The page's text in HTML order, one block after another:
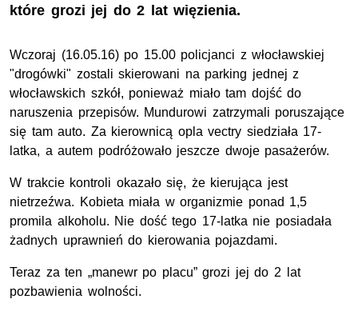
które grozi jej do 2 lat więzienia.
Wczoraj (16.05.16) po 15.00 policjanci z włocławskiej
"drogówki" zostali skierowani na parking jednej z
włocławskich szkół, ponieważ miało tam dojść do
naruszenia przepisów. Mundurowi zatrzymali poruszające
się tam auto. Za kierownicą opla vectry siedziała 17-
latka, a autem podróżowało jeszcze dwoje pasażerów.
W trakcie kontroli okazało się, że kierująca jest
nietrzeźwa. Kobieta miała w organizmie ponad 1,5
promila alkoholu. Nie dość tego 17-latka nie posiadała
żadnych uprawnień do kierowania pojazdami.
Teraz za ten „manewr po placu” grozi jej do 2 lat
pozbawienia wolności.